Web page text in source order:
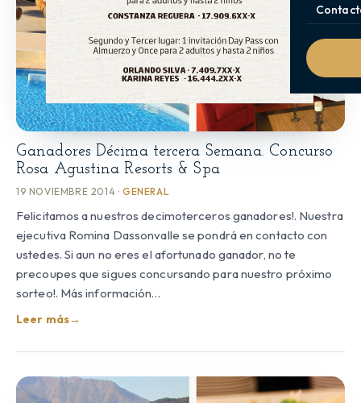
Ganadores Décima tercera Semana. Concurso
Rosa Agustina Resorts & Spa
19 NOVIEMBRE 2014 · GENERAL
Felicitamos a nuestros decimoterceros ganadores!. Nuestra
ejecutiva Romina Dassonvalle se pondrá en contacto con
ustedes. Si aun no eres el afortunado ganador, no te
precoupes que sigues concursando para nuestro próximo
sorteo!. Más información…
Leer más→